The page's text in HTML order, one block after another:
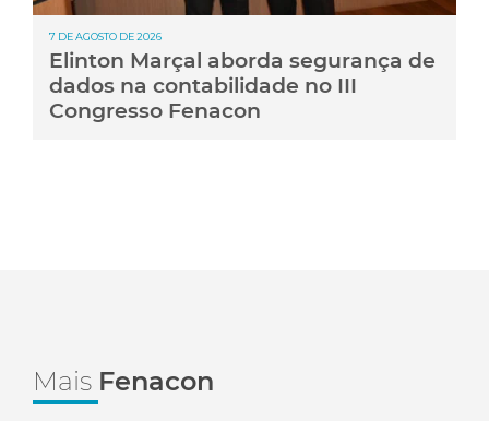
7 DE AGOSTO DE 2026
Elinton Marçal aborda segurança de
dados na contabilidade no III
Congresso Fenacon
Mais Fenacon